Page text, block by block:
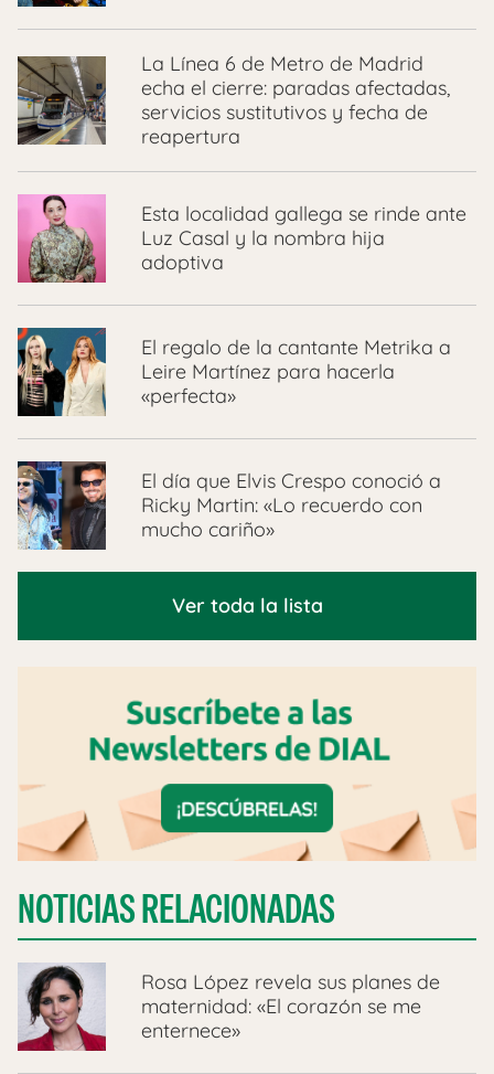
La Línea 6 de Metro de Madrid
echa el cierre: paradas afectadas,
servicios sustitutivos y fecha de
reapertura
Esta localidad gallega se rinde ante
Luz Casal y la nombra hija
adoptiva
El regalo de la cantante Metrika a
Leire Martínez para hacerla
«perfecta»
El día que Elvis Crespo conoció a
Ricky Martin: «Lo recuerdo con
mucho cariño»
Ver toda la lista
NOTICIAS RELACIONADAS
Rosa López revela sus planes de
maternidad: «El corazón se me
enternece»